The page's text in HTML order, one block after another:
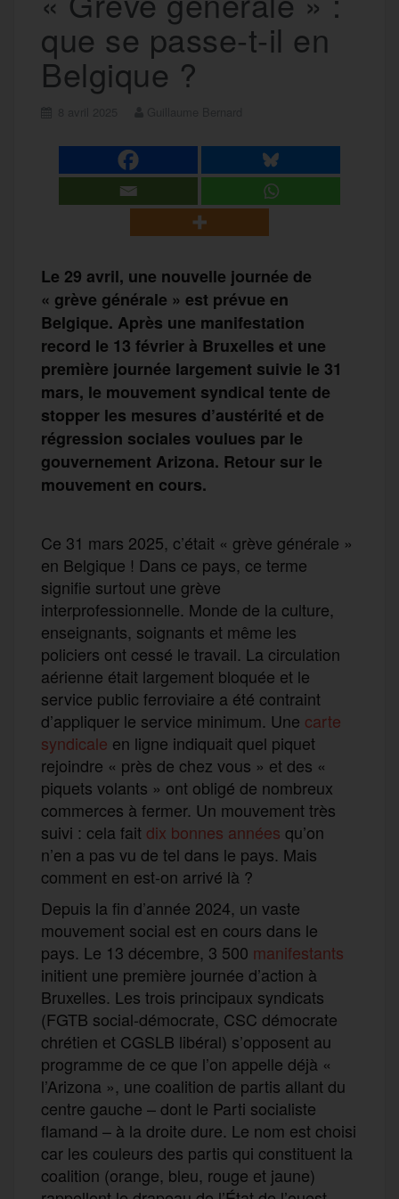
que se passe-t-il en
Belgique ?
Le 29 avril, une nouvelle journée de
« grève générale » est prévue en
Belgique. Après une manifestation
record le 13 février à Bruxelles et une
première journée largement suivie le 31
mars, le mouvement syndical tente de
stopper les mesures d’austérité et de
régression sociales voulues par le
gouvernement Arizona. Retour sur le
mouvement en cours.
Ce 31 mars 2025, c’était « grève générale »
en Belgique ! Dans ce pays, ce terme
signifie surtout une grève
interprofessionnelle. Monde de la culture,
enseignants, soignants et même les
policiers ont cessé le travail. La circulation
aérienne était largement bloquée et le
service public ferroviaire a été contraint
d’appliquer le service minimum. Une carte
syndicale en ligne indiquait quel piquet
rejoindre « près de chez vous » et des «
piquets volants » ont obligé de nombreux
commerces à fermer. Un mouvement très
suivi : cela fait dix bonnes années qu’on
n’en a pas vu de tel dans le pays. Mais
comment en est-on arrivé là ?
Depuis la fin d’année 2024, un vaste
mouvement social est en cours dans le
pays. Le 13 décembre, 3 500 manifestants
initient une première journée d’action à
Bruxelles. Les trois principaux syndicats
(FGTB social-démocrate, CSC démocrate
chrétien et CGSLB libéral) s’opposent au
programme de ce que l’on appelle déjà «
l’Arizona », une coalition de partis allant du
centre gauche – dont le Parti socialiste
flamand – à la droite dure. Le nom est choisi
car les couleurs des partis qui constituent la
coalition (orange, bleu, rouge et jaune)